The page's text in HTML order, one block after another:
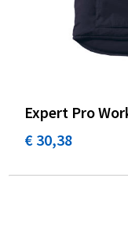
Expert Pro
€ 30,38